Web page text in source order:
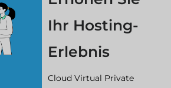
Ihr Hosting-
Erlebnis
Cloud Virtual Private